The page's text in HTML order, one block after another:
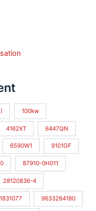
100kw
4162XT 6447QN
6590W1 9101GF
87910-0H011
28120836-4
9633284180